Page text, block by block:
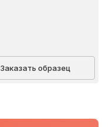
Заказать образец